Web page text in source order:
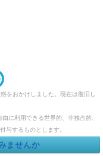
をおかけしました。現在は復旧し
に利用できる世界的、非独占的、
与するものとします。
ませんか